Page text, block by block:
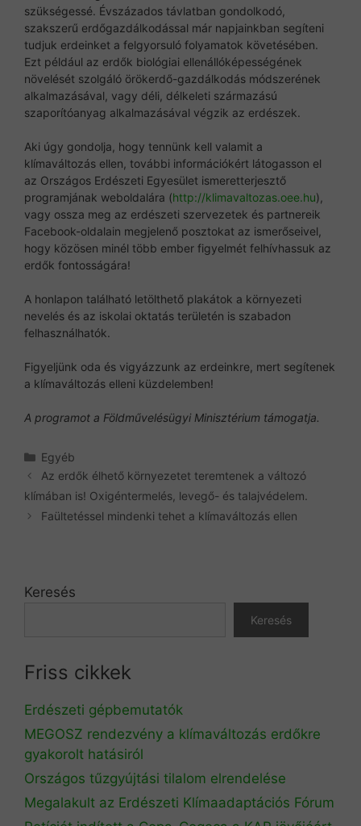
szükségessé. Évszázados távlatban gondolkodó,
szakszerű erdőgazdálkodással már napjainkban segíteni
tudjuk erdeinket a felgyorsuló folyamatok követésében.
Ezt például az erdők biológiai ellenállóképességének
növelését szolgáló örökerdő-gazdálkodás módszerének
alkalmazásával, vagy déli, délkeleti származású
szaporítóanyag alkalmazásával végzik az erdészek.
Aki úgy gondolja, hogy tennünk kell valamit a
klímaváltozás ellen, további információkért látogasson el
az Országos Erdészeti Egyesület ismeretterjesztő
programjának weboldalára (http://klimavaltozas.oee.hu),
vagy ossza meg az erdészeti szervezetek és partnereik
Facebook-oldalain megjelenő posztokat az ismerőseivel,
hogy közösen minél több ember figyelmét felhívhassuk az
erdők fontosságára!
A honlapon található letölthető plakátok a környezeti
nevelés és az iskolai oktatás területén is szabadon
felhasználhatók.
Figyeljünk oda és vigyázzunk az erdeinkre, mert segítenek
a klímaváltozás elleni küzdelemben!
A programot a Földművelésügyi Minisztérium támogatja.
Kategória
Egyéb
Az erdők élhető környezetet teremtenek a változó
klímában is! Oxigéntermelés, levegő- és talajvédelem.
Faültetéssel mindenki tehet a klímaváltozás ellen
Keresés
Keresés
Friss cikkek
Erdészeti gépbemutatók
MEGOSZ rendezvény a klímaváltozás erdőkre
gyakorolt hatásiról
Országos tűzgyújtási tilalom elrendelése
Megalakult az Erdészeti Klímaadaptációs Fórum